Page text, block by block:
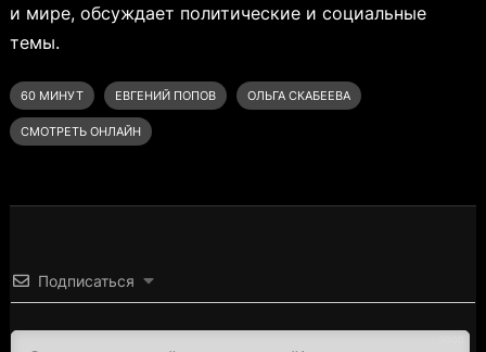
и мире, обсуждает политические и социальные
темы.
60 МИНУТ ЕВГЕНИЙ ПОПОВ ОЛЬГА СКАБЕЕВА
СМОТРЕТЬ ОНЛАЙН
Подписаться